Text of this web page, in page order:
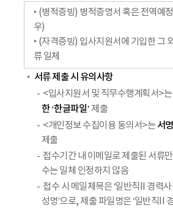
‣ (병적증빙) 병적증명서 혹은 전역예
우)
‣ (자격증빙) 입사지원서에 기입한 그
류 일체
서류 제출 시 유의사항
<입사지원서 및 직무수행계획서>는
한 ‘한글파일’ 제출
<개인정보 수집이용 동의서>는서
제출
접수기간 내 이메일로 제출된 서류
수는 일체 인정하지 않음
접수 시 메일제목은 ‘일반직II 경력
성명’으로, 제출 파일명은 ‘일반직II